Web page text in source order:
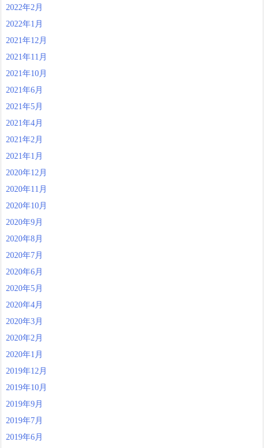
2022年2月
2022年1月
2021年12月
2021年11月
2021年10月
2021年6月
2021年5月
2021年4月
2021年2月
2021年1月
2020年12月
2020年11月
2020年10月
2020年9月
2020年8月
2020年7月
2020年6月
2020年5月
2020年4月
2020年3月
2020年2月
2020年1月
2019年12月
2019年10月
2019年9月
2019年7月
2019年6月